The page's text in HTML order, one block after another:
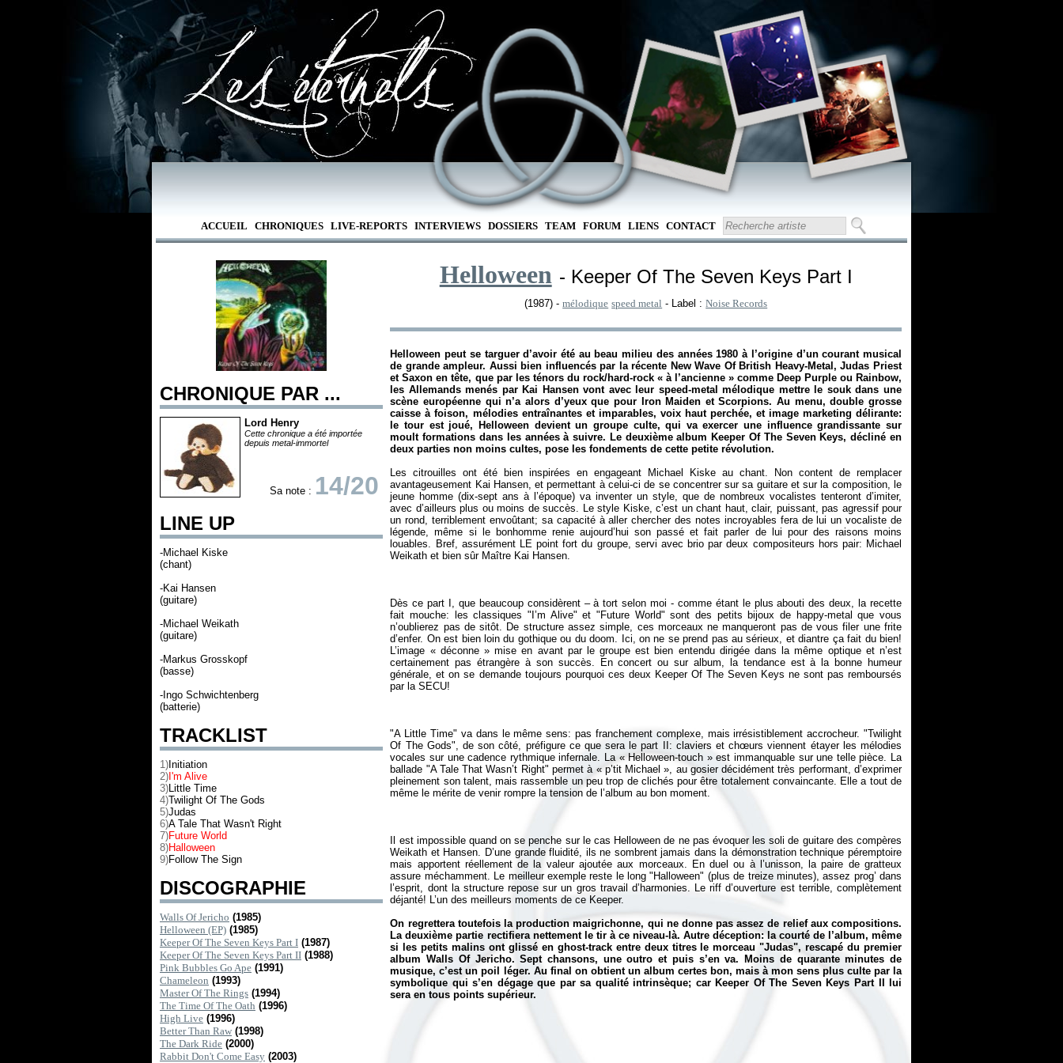
ACCUEIL CHRONIQUES LIVE-REPORTS INTERVIEWS DOSSIERS TEAM FORUM LIENS CONTACT
CHRONIQUE PAR ...
Lord Henry
Cette chronique a été importée
depuis metal-immortel
Sa note : 14/20
LINE UP
-Michael Kiske
(chant)
-Kai Hansen
(guitare)
-Michael Weikath
(guitare)
-Markus Grosskopf
(basse)
-Ingo Schwichtenberg
(batterie)
TRACKLIST
1) Initiation
2) I'm Alive
3)Little Time
4)Twilight Of The Gods
5)Judas
6)A Tale That Wasn't Right
7)Future World
8)Halloween
9)Follow The Sign
DISCOGRAPHIE
Walls Of Jericho (1985)
Helloween (EP) (1985)
Keeper Of The Seven Keys Part I (1987)
Keeper Of The Seven Keys Part II (1988)
Pink Bubbles Go Ape (1991)
Chameleon (1993)
Master Of The Rings (1994)
The Time Of The Oath (1996)
High Live (1996)
Better Than Raw (1998)
The Dark Ride (2000)
Rabbit Don't Come Easy (2003)
Helloween - Keeper Of The Seven Keys Part I
(1987) -mélodique speed metal - Label :Noise Records
Helloween peut se targuer d’avoir été au beau milieu des années 1980 à l’origine d’un courant musical
de grande ampleur. Aussi bien influencés par la récente New Wave Of British Heavy-Metal, Judas Priest
et Saxon en tête, que par les ténors du rock/hard-rock « à l’ancienne » comme Deep Purple ou Rainbow,
les Allemands menés par Kai Hansen vont avec leur speed-metal mélodique mettre le souk dans une
scène européenne qui n’a alors d’yeux que pour Iron Maiden et Scorpions. Au menu, double grosse
caisse à foison, mélodies entraînantes et imparables, voix haut perchée, et image marketing délirante:
le tour est joué, Helloween devient un groupe culte, qui va exercer une influence grandissante sur
moult formations dans les années à suivre. Le deuxième album Keeper Of The Seven Keys, décliné en
deux parties non moins cultes, pose les fondements de cette petite révolution.
Les citrouilles ont été bien inspirées en engageant Michael Kiske au chant. Non content de remplacer
avantageusement Kai Hansen, et permettant à celui-ci de se concentrer sur sa guitare et sur la composition, le
jeune homme (dix-sept ans à l’époque) va inventer un style, que de nombreux vocalistes tenteront d’imiter,
avec d’ailleurs plus ou moins de succès. Le style Kiske, c’est un chant haut, clair, puissant, pas agressif pour
un rond, terriblement envoûtant; sa capacité à aller chercher des notes incroyables fera de lui un vocaliste de
légende, même si le bonhomme renie aujourd’hui son passé et fait parler de lui pour des raisons moins
louables. Bref, assurément LE point fort du groupe, servi avec brio par deux compositeurs hors pair: Michael
Dès ce part I, que beaucoup considèrent – à tort selon moi - comme étant le plus abouti des deux, la recette
fait mouche: les classiques "I’m Alive" et "Future World" sont des petits bijoux de happy-metal que vous
n’oublierez pas de sitôt. De structure assez simple, ces morceaux ne manqueront pas de vous filer une frite
d’enfer. On est bien loin du gothique ou du doom. Ici, on ne se prend pas au sérieux, et diantre ça fait du bien!
L’image « déconne » mise en avant par le groupe est bien entendu dirigée dans la même optique et n’est
certainement pas étrangère à son succès. En concert ou sur album, la tendance est à la bonne humeur
générale, et on se demande toujours pourquoi ces deux Keeper Of The Seven Keys ne sont pas remboursés
"A Little Time" va dans le même sens: pas franchement complexe, mais irrésistiblement accrocheur. "Twilight
Of The Gods", de son côté, préfigure ce que sera le part II: claviers et chœurs viennent étayer les mélodies
vocales sur une cadence rythmique infernale. La « Helloween-touch » est immanquable sur une telle pièce. La
ballade "A Tale That Wasn’t Right" permet à « p’tit Michael », au gosier décidément très performant, d’exprimer
pleinement son talent, mais rassemble un peu trop de clichés pour être totalement convaincante. Elle a tout de
Il est impossible quand on se penche sur le cas Helloween de ne pas évoquer les soli de guitare des compères
Weikath et Hansen. D’une grande fluidité, ils ne sombrent jamais dans la démonstration technique péremptoire
mais apportent réellement de la valeur ajoutée aux morceaux. En duel ou à l’unisson, la paire de gratteux
assure méchamment. Le meilleur exemple reste le long "Halloween" (plus de treize minutes), assez prog’ dans
l’esprit, dont la structure repose sur un gros travail d’harmonies. Le riff d’ouverture est terrible, complètement
déjanté! L’un des meilleurs moments de ce Keeper.
On regrettera toutefois la production maigrichonne, qui ne donne pas assez de relief aux compositions.
La deuxième partie rectifiera nettement le tir à ce niveau-là. Autre déception: la courté de l’album, même
si les petits malins ont glissé en ghost-track entre deux titres le morceau "Judas", rescapé du premier
albumWalls Of Jericho. Sept chansons, une outro et puis s’en va. Moins de quarante minutes de
musique, c’est un poil léger. Au final on obtient un album certes bon, mais à mon sens plus culte par la
symbolique qui s’en dégage que par sa qualité intrinsèque; car Keeper Of The Seven Keys Part II
lui
sera en tous points supérieur.